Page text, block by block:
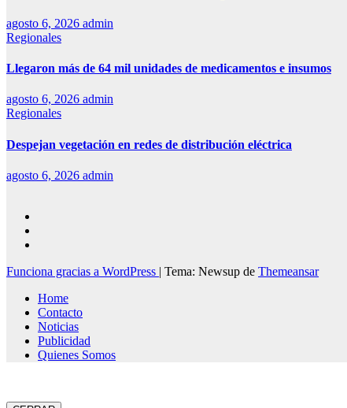
agosto 6, 2026 admin
Regionales
Llegaron más de 64 mil unidades de medicamentos e insumos
agosto 6, 2026 admin
Regionales
Despejan vegetación en redes de distribución eléctrica
agosto 6, 2026 admin
Funciona gracias a WordPress | Tema: Newsup de Themeansar
Home
Contacto
Noticias
Publicidad
Quienes Somos